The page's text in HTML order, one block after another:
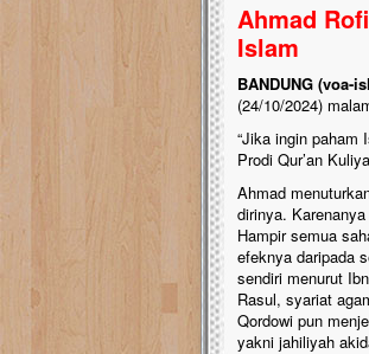
Ahmad
Islam
BANDUNG (voa-
(24/10/2024)
“Jika ingin paham
Prodi Qur’an
Ahmad
dirinya.
Hampir semua
efeknya daripada
sendiri menurut
Rasul, syariat
Qordowi pun
yakni jahiliyah